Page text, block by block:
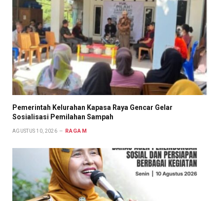
Pemerintah Kelurahan Kapasa Raya Gencar Gelar
Sosialisasi Pemilahan Sampah
AGUSTUS 10, 2026 RAGAM